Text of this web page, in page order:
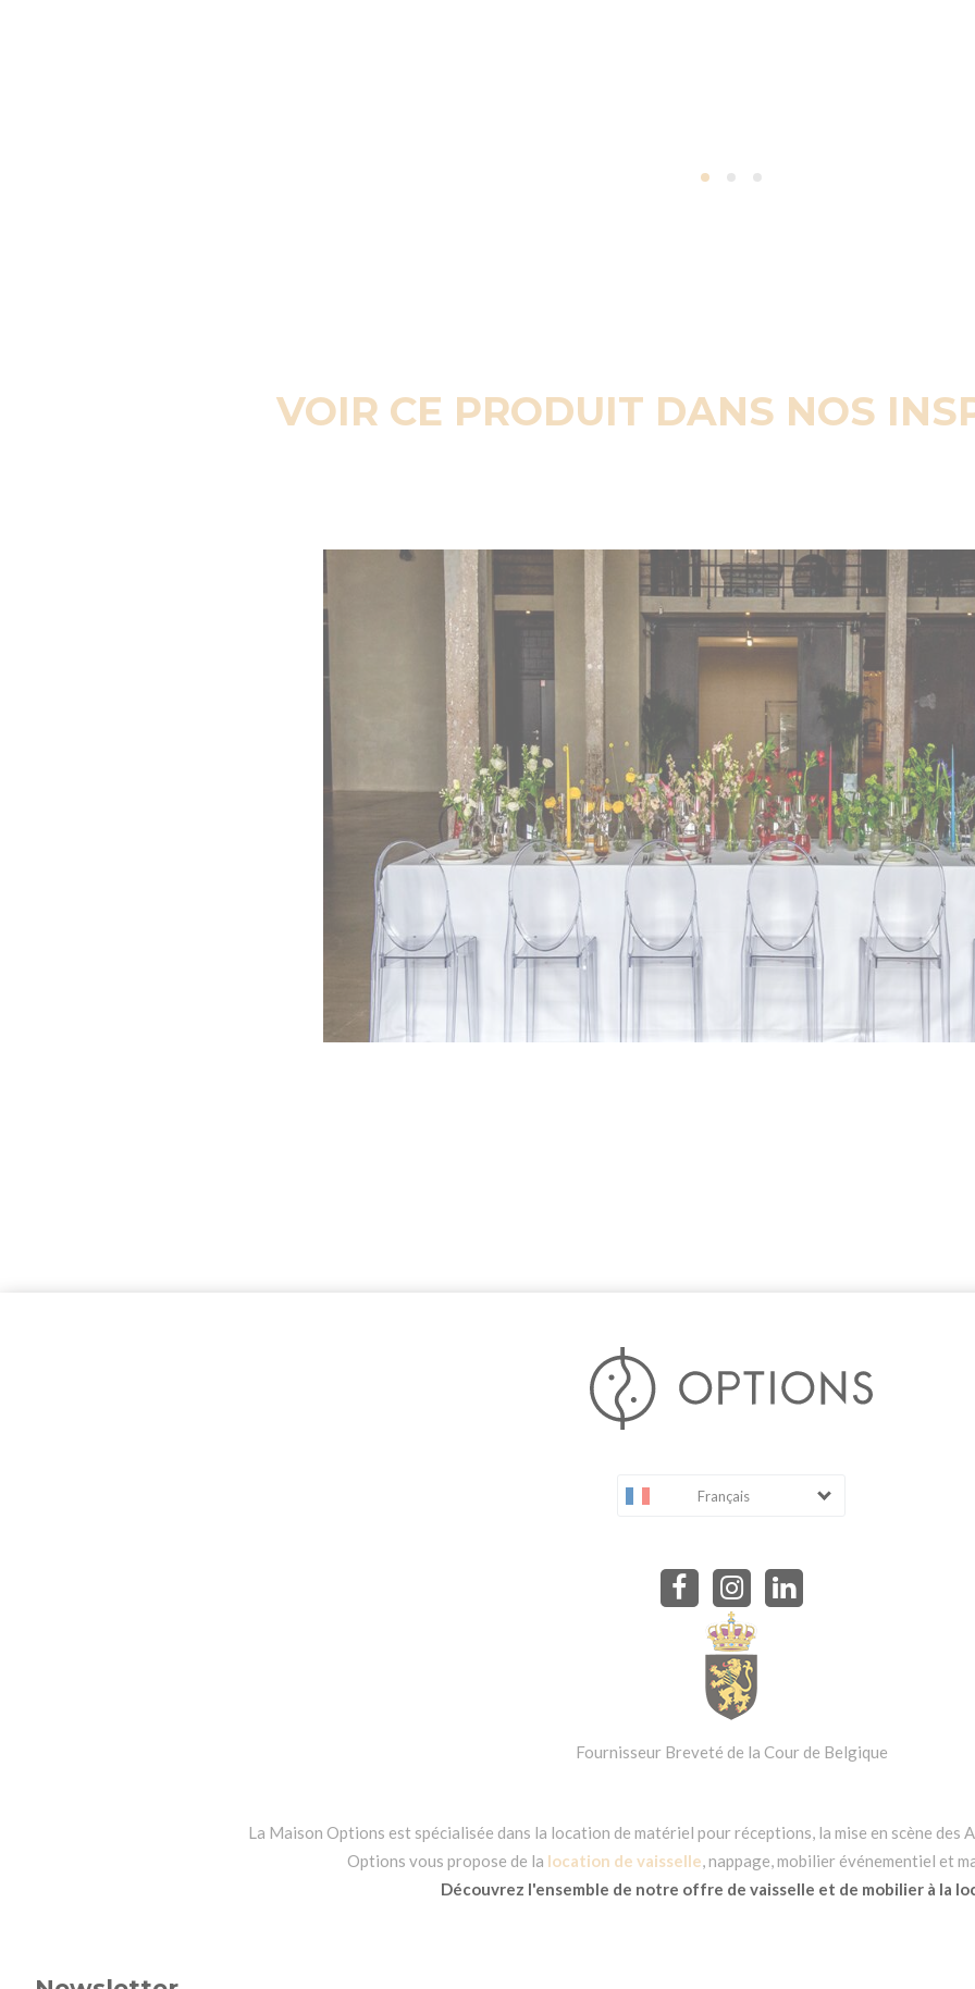
VOIR CE PRODUIT DANS NOS
Français
Fournisseur Breveté de la Cour de Belgique
La Maison Options est spécialisée dans la location de matériel pour réceptions, la mise en scène des
Options vous propose de la location de vaisselle, nappage, mobilier événementiel et
Découvrez l'ensemble de notre offre de vaisselle et de mobilier à la